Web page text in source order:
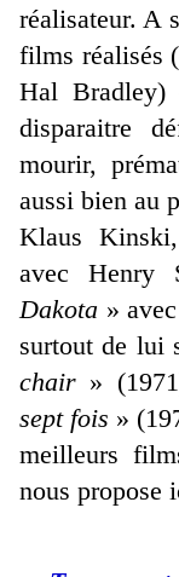
réalisateur. A
films réalisés
Hal Bradley)
disparaitre
mourir,
aussi bien au
Klaus
avec Henry
Dakota »
surtout de lui
chair »
sept fois »
meilleurs
nous propose